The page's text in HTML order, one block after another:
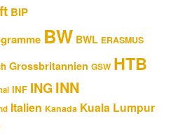
BIP
BW BWL ERASMUS
Grossbritannien GSW HTB
INF INGINN
Italien Kanada Kuala Lumpur